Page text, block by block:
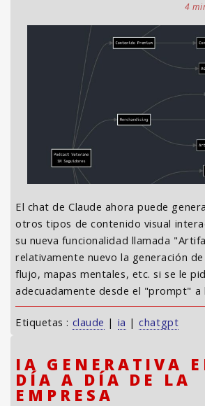
4
El chat de Claude ahora puede
otros tipos de contenido visual
su nueva funcionalidad llamada
relativamente nuevo la generación
flujo, mapas mentales, etc. si se le
adecuadamente desde el "prompt" a
Etiquetas : claude | ia |chatgpt
IA GENERATIVA
DÍA A DÍA DE LA
EMPRESA